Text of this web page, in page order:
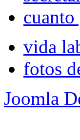
cuanto
vida
fotos
Joomla